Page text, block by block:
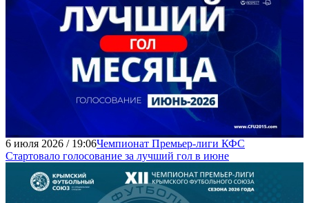
6 июля 2026 / 19:06Чемпионат Премьер-лиги КФС
Стартовало голосование за лучший гол в июне